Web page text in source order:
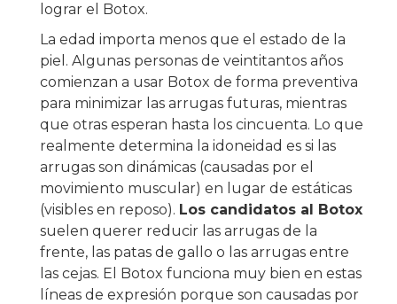
lograr el Botox.
La edad importa menos que el estado de la
piel. Algunas personas de veintitantos años
comienzan a usar Botox de forma preventiva
para minimizar las arrugas futuras, mientras
que otras esperan hasta los cincuenta. Lo que
realmente determina la idoneidad es si las
arrugas son dinámicas (causadas por el
movimiento muscular) en lugar de estáticas
(visibles en reposo). Los candidatos al Botox
suelen querer reducir las arrugas de la
frente, las patas de gallo o las arrugas entre
las cejas. El Botox funciona muy bien en estas
líneas de expresión porque son causadas por